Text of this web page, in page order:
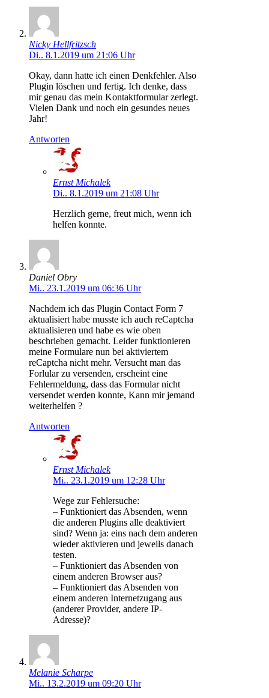
Nicky Hellfritzsch
Di.. 8.1.2019 um 21:06 Uhr
Okay, dann hatte ich einen Denkfehler. Also
Plugin löschen und fertig. Ich denke, dass
mir genau das mein Kontaktformular zerlegt.
Vielen Dank und noch ein gesundes neues
Jahr!
Antworten
Ernst Michalek
Di.. 8.1.2019 um 21:08 Uhr
Herzlich gerne, freut mich, wenn ich
helfen konnte.
Daniel Obry
Mi.. 23.1.2019 um 06:36 Uhr
Nachdem ich das Plugin Contact Form 7
aktualisiert habe musste ich auch reCaptcha
aktualisieren und habe es wie oben
beschrieben gemacht. Leider funktionieren
meine Formulare nun bei aktiviertem
reCaptcha nicht mehr. Versucht man das
Forlular zu versenden, erscheint eine
Fehlermeldung, dass das Formular nicht
versendet werden konnte, Kann mir jemand
weiterhelfen ?
Antworten
Ernst Michalek
Mi.. 23.1.2019 um 12:28 Uhr
Wege zur Fehlersuche:
– Funktioniert das Absenden, wenn
die anderen Plugins alle deaktiviert
sind? Wenn ja: eins nach dem anderen
wieder aktivieren und jeweils danach
testen.
– Funktioniert das Absenden von
einem anderen Browser aus?
– Funktioniert das Absenden von
einem anderen Internetzugang aus
(anderer Provider, andere IP-
Adresse)?
Melanie Scharpe
Mi.. 13.2.2019 um 09:20 Uhr